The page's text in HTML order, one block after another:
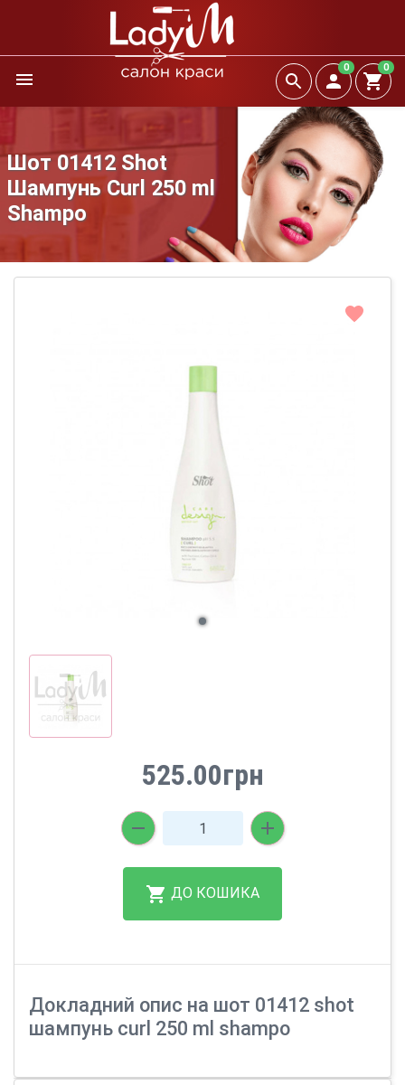
0 0
Шот 01412 Shot
Шампунь Curl 250 ml
Shampo
525.00грн
ДО КОШИКА
Докладний опис на шот 01412 shot
шампунь curl 250 ml shampo